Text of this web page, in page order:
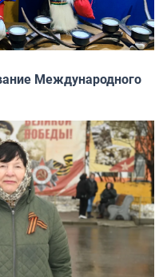
Международного